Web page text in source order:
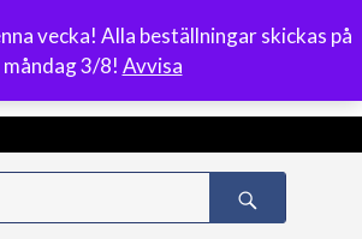
vecka! Alla beställningar skickas på
måndag 3/8! Avvisa
0